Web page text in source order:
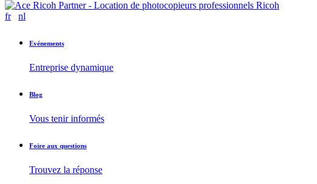
fr nl
Evénements
Entreprise dynamique
Blog
Vous tenir informés
Foire aux questions
Trouvez la réponse